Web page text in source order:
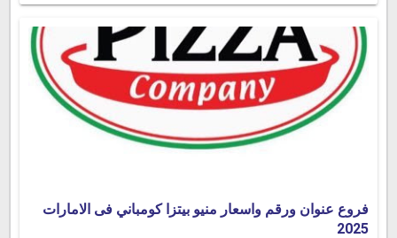
فروع عنوان ورقم واسعار منيو بيتزا كومباني فى الامارات
2025